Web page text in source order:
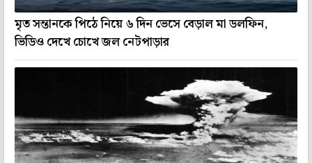
মৃত সন্তানকে পিঠে নিয়ে ৬ দিন ভেসে বেড়াল মা ডলফিন,
ভিডিও দেখে চোখে জল নেটপাড়ার